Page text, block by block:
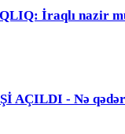
İraqlı nazir
AÇILDI - Nə qədər